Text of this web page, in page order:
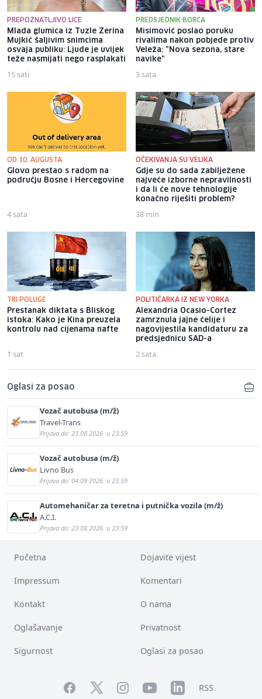
PREPOZNATLJIVO LICE
Mlada glumica iz Tuzle Zerina
Mujkić šaljivim snimcima
osvaja publiku: Ljude je uvijek
teže nasmijati nego rasplakati
15 sati
PREDSJEDNIK BORCA
Misimović poslao poruku
rivalima nakon pobjede protiv
Veleža: "Nova sezona, stare
navike"
3 sata
OD 10. AUGUSTA
Glovo prestao s radom na
području Bosne i Hercegovine
4 sata
OČEKIVANJA SU VELIKA
Gdje su do sada zabilježene
najveće izborne nepravilnosti
i da li će nove tehnologije
konačno riješiti problem?
38 min
TRI POLUGE
Prestanak diktata s Bliskog
istoka: Kako je Kina preuzela
kontrolu nad cijenama nafte
1 sat
POLITIČARKA IZ NEW YORKA
Alexandria Ocasio-Cortez
zamrznula jajne ćelije i
nagovijestila kandidaturu za
predsjednicu SAD-a
2 sata
Oglasi za posao
Vozač autobusa (m/ž)
Travel-Trans
Prijava do: 23.08.2026. u 23:59
Vozač autobusa (m/ž)
Livno Bus
Prijava do: 04.09.2026. u 23:59
Automehaničar za teretna i putnička vozila (m/ž)
A.C.I.
Prijava do: 23.08.2026. u 23:59
Početna Dojavite vijest
Impressum Komentari
Kontakt O nama
Oglašavanje Privatnost
Sigurnost Oglasi za posao
FacebookTwitterInstagramYouTubeLinkedInRSS